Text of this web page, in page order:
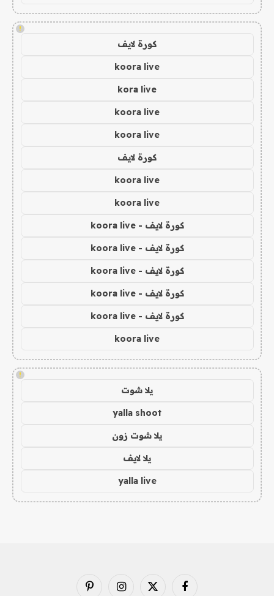
!
كورة لايف
koora live
kora live
koora live
koora live
كورة لايف
koora live
koora live
كورة لايف - koora live
كورة لايف - koora live
كورة لايف - koora live
كورة لايف - koora live
كورة لايف - koora live
koora live
!
يلا شوت
yalla shoot
يلا شوت زون
يلا لايف
yalla live
فيسبوك X الانستغرامبينتيريست